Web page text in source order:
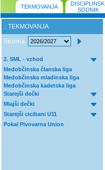
TEKMOVANJA
DISCIPLINSKI
SODNIK
.: TEKMOVANJA
Sezona
2. SML - vzhod
Medobčinska članska liga
Medobčinska mladinska liga
Medobčinska kadetska liga
Starejši dečki
Mlajši dečki
Starejši cicibani U11
Pokal Pivovarna Union